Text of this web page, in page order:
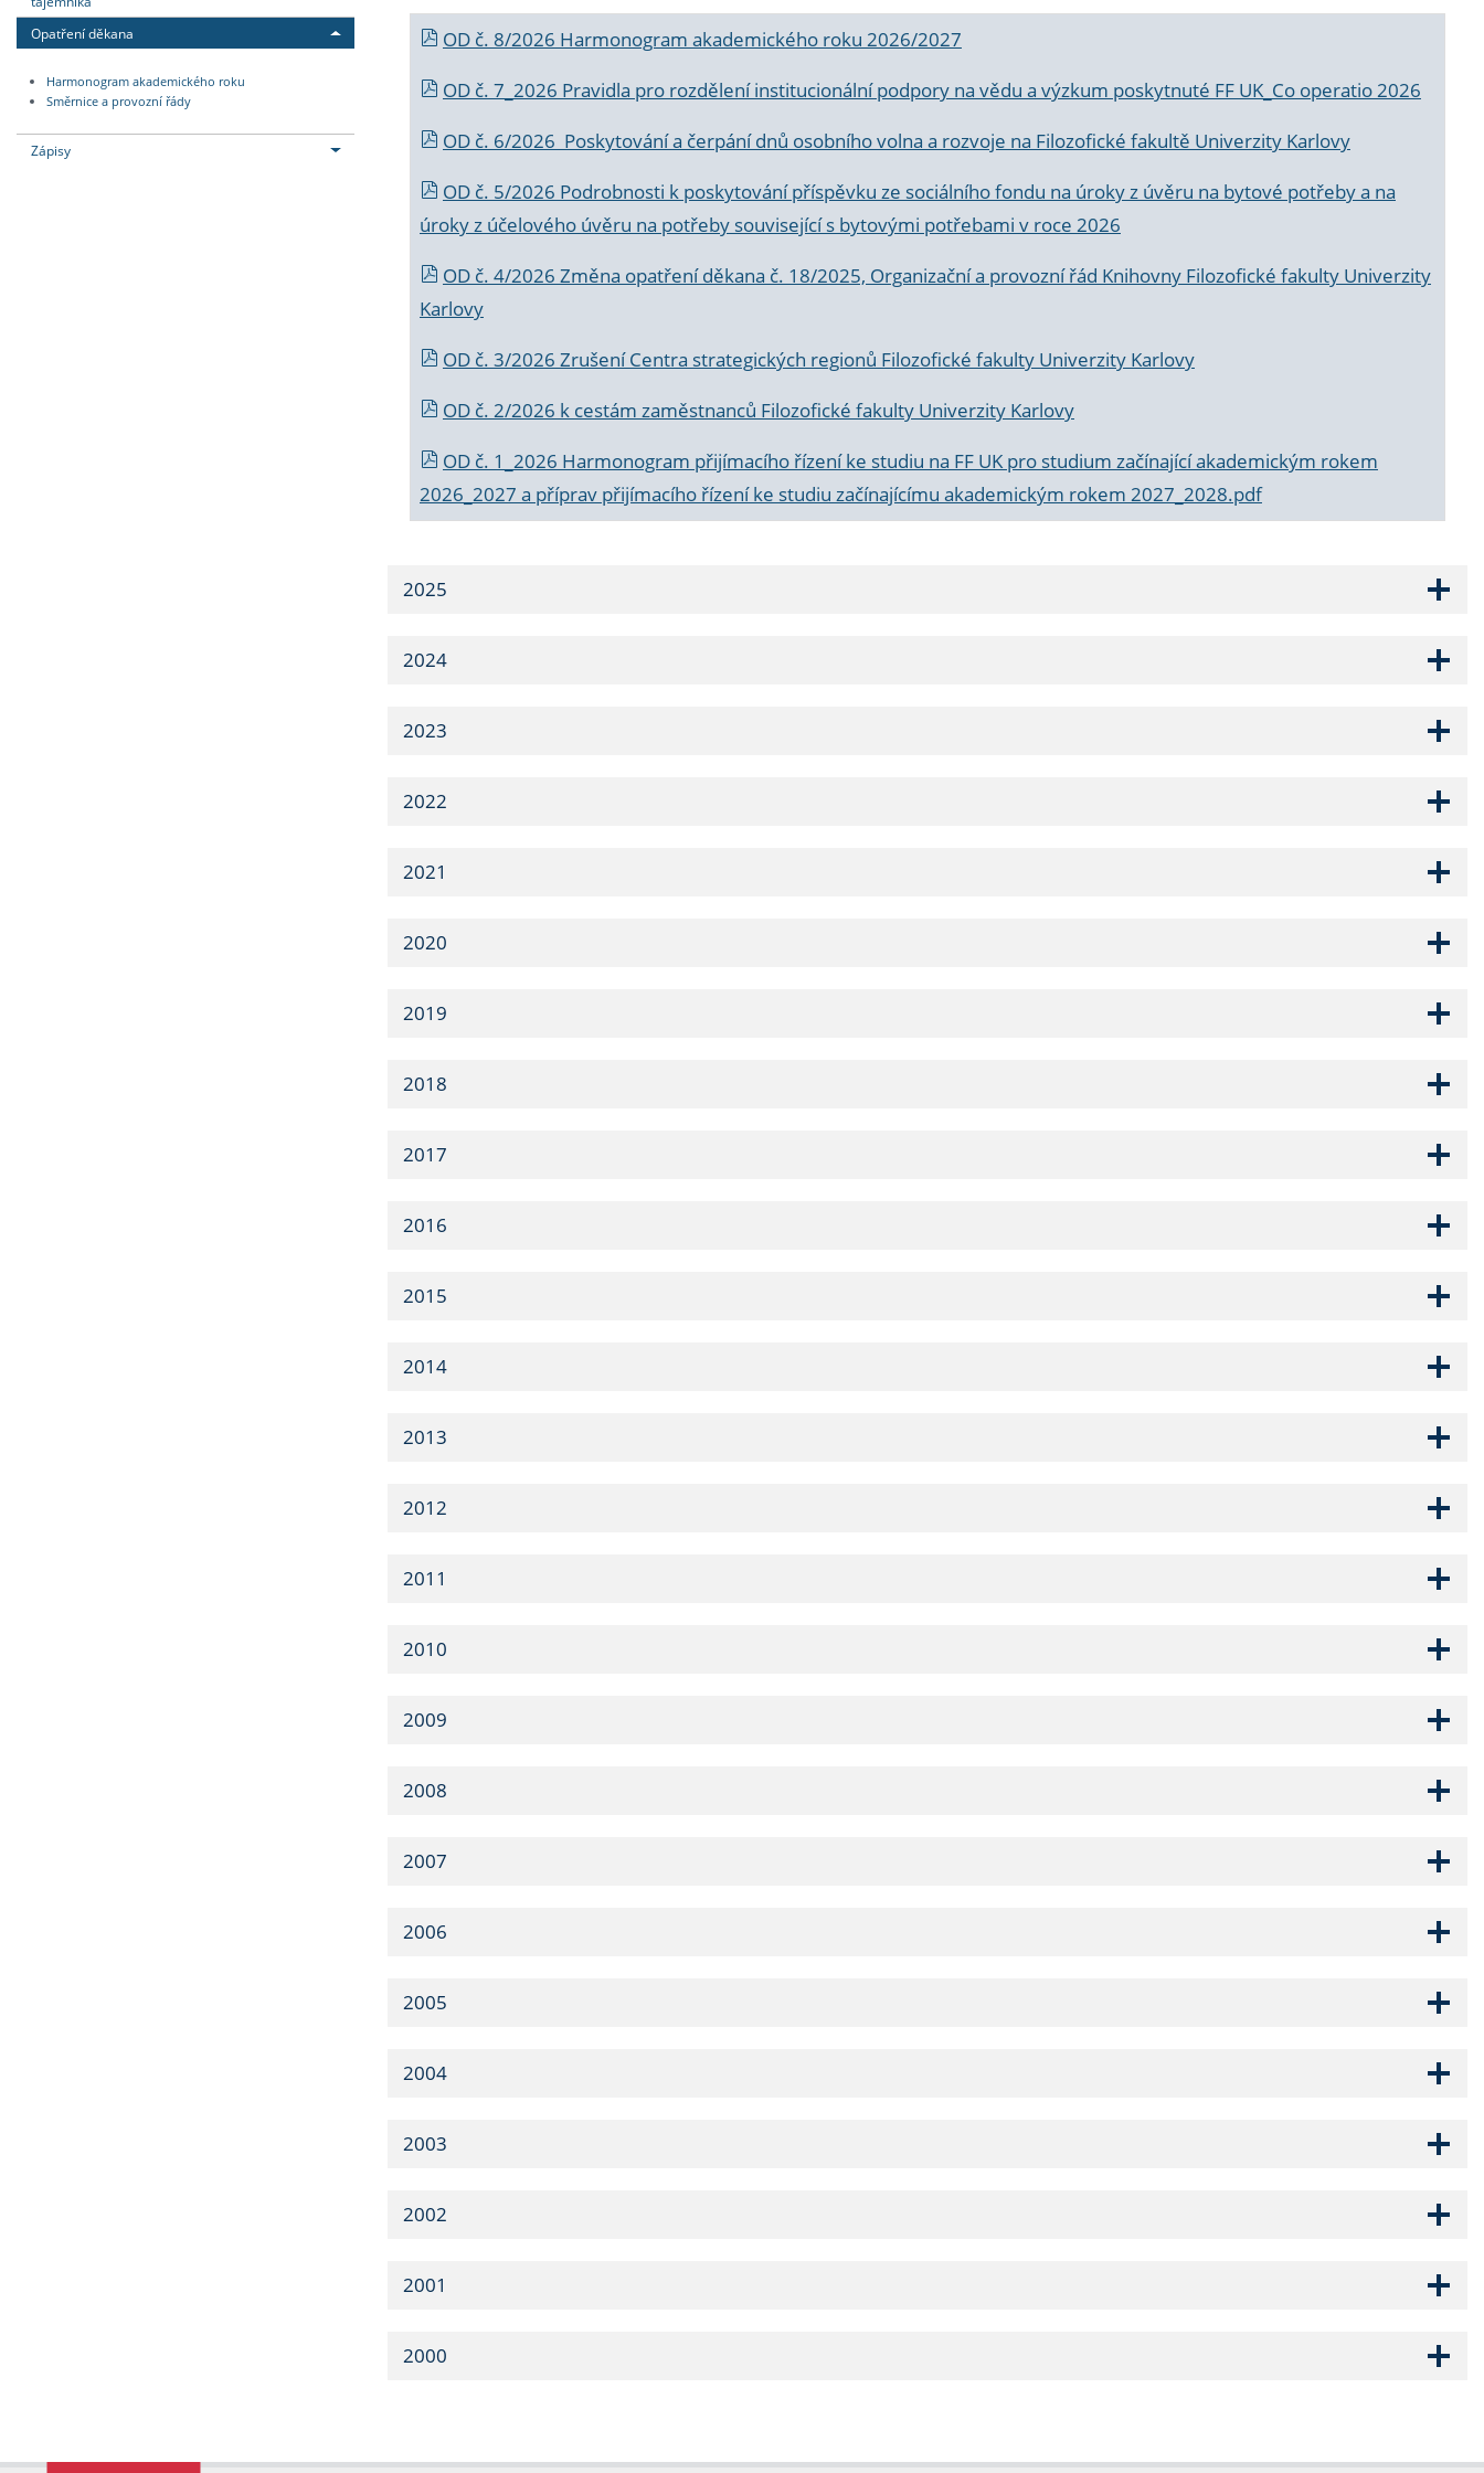
Opatření děkana
Harmonogram akademického roku
Směrnice a provozní řády
Zápisy
OD č. 8/2026 Harmonogram akademického roku 2026/2027
OD č. 7_2026 Pravidla pro rozdělení institucionální podpory na vědu a výzkum poskytnuté FF UK_Co operatio 2026
OD č. 6/2026 Poskytování a čerpání dnů osobního volna a rozvoje na Filozofické fakultě Univerzity Karlovy
OD č. 5/2026 Podrobnosti k poskytování příspěvku ze sociálního fondu na úroky z úvěru na bytové potřeby a na
úroky z účelového úvěru na potřeby související s bytovými potřebami v roce 2026
OD č. 4/2026 Změna opatření děkana č. 18/2025, Organizační a provozní řád Knihovny Filozofické fakulty Univerzity
Karlovy
OD č. 3/2026 Zrušení Centra strategických regionů Filozofické fakulty Univerzity Karlovy
OD č. 2/2026 k cestám zaměstnanců Filozofické fakulty Univerzity Karlovy
OD č. 1_2026 Harmonogram přijímacího řízení ke studiu na FF UK pro studium začínající akademickým rokem
2026_2027 a příprav přijímacího řízení ke studiu začínajícímu akademickým rokem 2027_2028.pdf
2025
2024
2023
2022
2021
2020
2019
2018
2017
2016
2015
2014
2013
2012
2011
2010
2009
2008
2007
2006
2005
2004
2003
2002
2001
2000